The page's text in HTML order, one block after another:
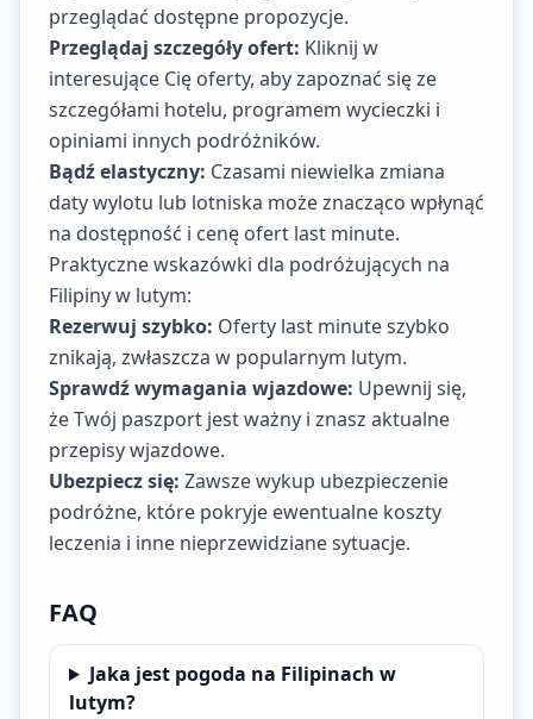
przeglądać dostępne propozycje.
Przeglądaj szczegóły ofert: Kliknij w
interesujące Cię oferty, aby zapoznać się ze
szczegółami hotelu, programem wycieczki i
opiniami innych podróżników.
Bądź elastyczny: Czasami niewielka zmiana
daty wylotu lub lotniska może znacząco wpłynąć
na dostępność i cenę ofert last minute.
Praktyczne wskazówki dla podróżujących na
Filipiny w lutym:
Rezerwuj szybko: Oferty last minute szybko
znikają, zwłaszcza w popularnym lutym.
Sprawdź wymagania wjazdowe: Upewnij się,
że Twój paszport jest ważny i znasz aktualne
przepisy wjazdowe.
Ubezpiecz się: Zawsze wykup ubezpieczenie
podróżne, które pokryje ewentualne koszty
leczenia i inne nieprzewidziane sytuacje.
FAQ
Jaka jest pogoda na Filipinach w
lutym?